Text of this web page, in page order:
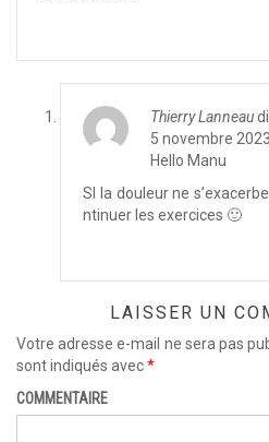
Thierry Lanneau
5 novembre
Hello Manu
SI la douleur ne
ntinuer les exercices 🙂
LAISSER UN
Votre adresse e-mail ne sera pas
sont indiqués avec*
COMMENTAIRE